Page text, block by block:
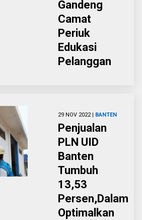
Gandeng
Camat
Periuk
Edukasi
Pelanggan
29 NOV 2022 | BANTEN
Penjualan
PLN UID
Banten
Tumbuh
13,53
Persen,Dalam
Optimalkan